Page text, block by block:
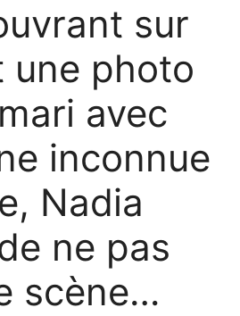
sur
une photo
avec
inconnue
Nadia
ne pas
scène…